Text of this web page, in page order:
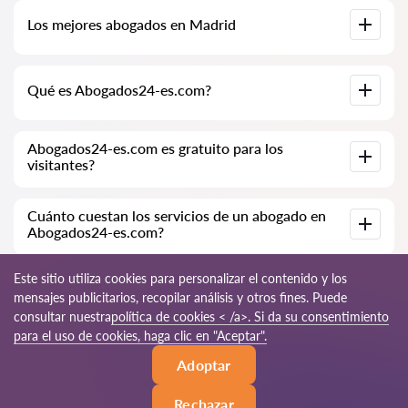
especialmente para usted. Biografías completas de los
abogados con números de teléfono.
Los mejores abogados en Madrid
información completa. Precios, opiniones, números de
teléfono y direcciones.
Qué es Abogados24-es.com?
Ayudamos a personas físicas y jurídicas, así como a empresas
extranjeras.
Abogados24-es.com es gratuito para los
visitantes?
sin embargo, los servicios y consultas prestados por los
abogados son de pago.
Cuánto cuestan los servicios de un abogado en
Abogados24-es.com?
El costo de la consulta y los servicios de nuestros
especialistas depende de la complejidad de la cuestión y del
volumen de trabajo; normalmente, la consulta por teléfono
(en línea) varía de 70 a 150 EUR. El costo del contrato se
discute de forma individual.© 2026 Abogados24-es.com
Mapa del sitio
Este sitio utiliza cookies para personalizar el contenido y los
mensajes publicitarios, recopilar análisis y otros fines. Puede
consultar nuestrapolítica de cookies < /a>. Si da su consentimiento
para el uso de cookies, haga clic en "Aceptar".
Adoptar
Rechazar